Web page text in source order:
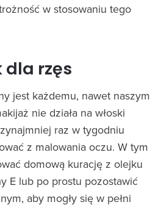
w stosowaniu tego
dla rzęs
jest każdemu, nawet naszym
nie działa na włoski
raz w tygodniu
z malowania oczu. W tym
domową kurację z olejku
E lub po prostu pozostawić
aby mogły się w pełni